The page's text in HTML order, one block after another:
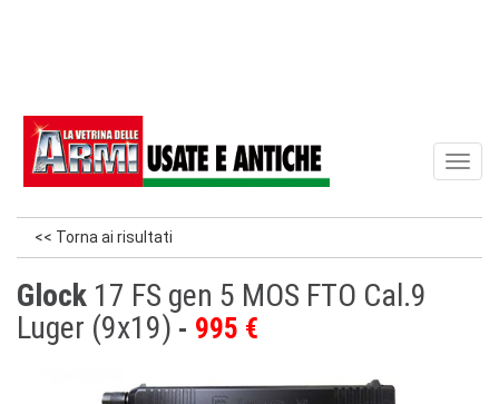
<< Torna ai risultati
Glock 17 FS gen 5 MOS FTO Cal.9
Luger (9x19)
995 €